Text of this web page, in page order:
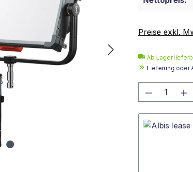
Preise exkl.
Ab Lager
Lieferung oder
Produkt